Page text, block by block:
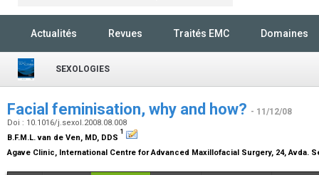
Actualités Revues Traités EMC Domaines
SEXOLOGIES
Facial feminisation, why and how? - 11/12/08
Doi : 10.1016/j.sexol.2008.08.008
B.F.M.L. van de Ven, MD, DDS
1
Agave Clinic, International Centre for Advanced Maxillofacial Surgery, 24, Avda.